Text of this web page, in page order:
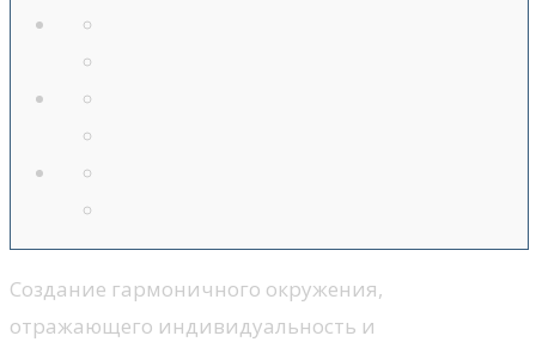
Создание гармоничного окружения,
отражающего индивидуальность и